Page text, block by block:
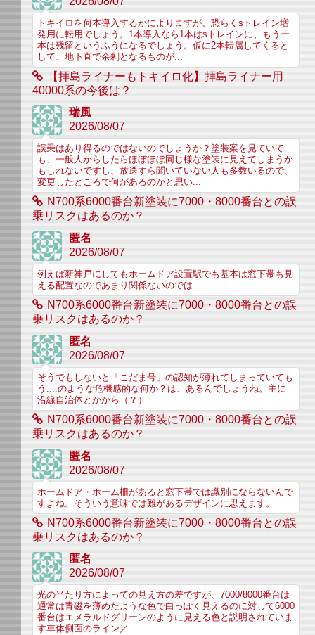
トキイロを何本導入するかによりますが、恐らくsトレイン増
発用に転用でしょう。1本導入なら1本はsトレインに、もう一
本は残留というふうになるでしょう。仮に2本転属してくると
して、地下直で余剰となるものが...
【拝島ライナーもトキイロ化】拝島ライナー用
40000系の今後は？
瑞風
2026/08/07
誤乗はあり得るのではないのでしょうか？塗装案を見ていて
も、一般人からしたらほぼほぼ同じ様な塗装に見えてしまうか
もしれないですし、放送すら聞いていない人も多数いるので、
変更したところで何があるのかと思い...
N700系6000番台新塗装に7000・8000番台との誤
乗リスクはあるのか？
匿名
2026/08/07
例えば新神戸にしてもホームドア設置駅でも基本は窓下帯も見
える配置なのであまり関係ないのでは
N700系6000番台新塗装に7000・8000番台との誤
乗リスクはあるのか？
匿名
2026/08/07
そうでもしないと「こだま号」の認知が薄れてしまっていても
う....のような危機感的な何か？は、あるんでしょうね。主に
沿線自治体とかから（？）
N700系6000番台新塗装に7000・8000番台との誤
乗リスクはあるのか？
匿名
2026/08/07
ホームドア・ホーム柵があると窓下帯では識別にならないんで
すよね。そういう意味では難があるデザインに思えます。
N700系6000番台新塗装に7000・8000番台との誤
乗リスクはあるのか？
匿名
2026/08/07
光の当たり方によっての見え方の差ですが、7000/8000番台は
通常は青磁を薄めたような色で白っぽく見えるのに対して6000
番台はエメラルドグリーンのように見える色と説明されていま
す車体側面のライン／...